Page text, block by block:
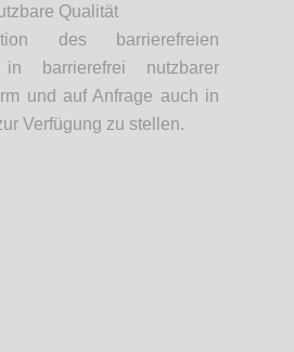
Qualität
des barrierefreien
barrierefrei nutzbarer
und auf Anfrage auch in
Verfügung zu stellen.